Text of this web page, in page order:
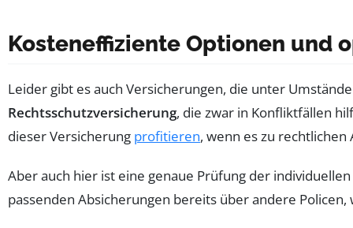
Kosteneffiziente Optionen und
Leider gibt es auch Versicherungen, die unter
Rechtsschutzversicherung, die zwar in Konfliktfällen
dieser Versicherung profitieren, wenn es zu
Aber auch hier ist eine genaue Prüfung der
passenden Absicherungen bereits über andere